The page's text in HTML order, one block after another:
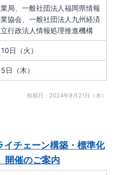
局、一般社団法人福岡県情報
協会、一般社団法人九州経済
行政法人情報処理推進機構
日（火）
日（木）
投稿日：2024年8月21日（水）
チェーン構築・標準化
開催のご案内